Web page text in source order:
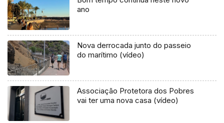
ano
Nova derrocada junto do passeio
do marítimo (vídeo)
Associação Protetora dos Pobres
vai ter uma nova casa (vídeo)